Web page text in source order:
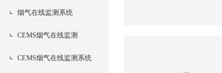
烟气在线监测系统
CEMS烟气在线监测
CEMS烟气在线监测系统